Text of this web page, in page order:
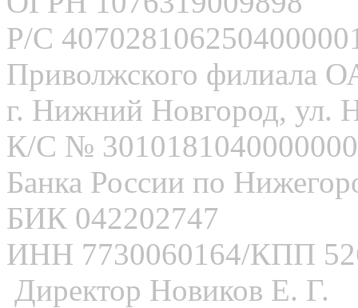
Р/С
Приволжского
г. Нижний Новгород, ул.
К/С №
Банка России по
БИК 042202747
ИНН 7730060164/КПП
Директор Новиков Е. Г.